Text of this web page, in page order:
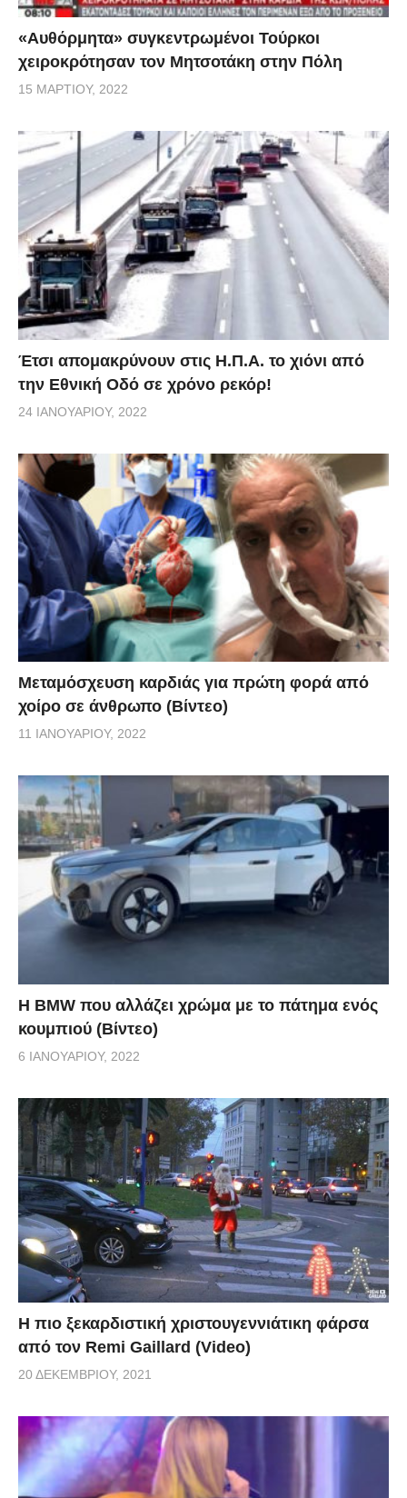
«Αυθόρμητα» συγκεντρωμένοι Τούρκοι
χειροκρότησαν τον Μητσοτάκη στην Πόλη
15 ΜΑΡΤΊΟΥ, 2022
Έτσι απομακρύνουν στις Η.Π.Α. το χιόνι από
την Εθνική Οδό σε χρόνο ρεκόρ!
24 ΙΑΝΟΥΑΡΊΟΥ, 2022
Μεταμόσχευση καρδιάς για πρώτη φορά από
χοίρο σε άνθρωπο (Βίντεο)
11 ΙΑΝΟΥΑΡΊΟΥ, 2022
Η BMW που αλλάζει χρώμα με το πάτημα ενός
κουμπιού (Βίντεο)
6 ΙΑΝΟΥΑΡΊΟΥ, 2022
Η πιο ξεκαρδιστική χριστουγεννιάτικη φάρσα
από τον Remi Gaillard (Video)
20 ΔΕΚΕΜΒΡΊΟΥ, 2021